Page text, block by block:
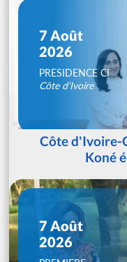
7 Août
2026
PRESIDENCE CI
Côte d'Ivoire
Côte d'Ivoire-
Koné
7 Août
2026